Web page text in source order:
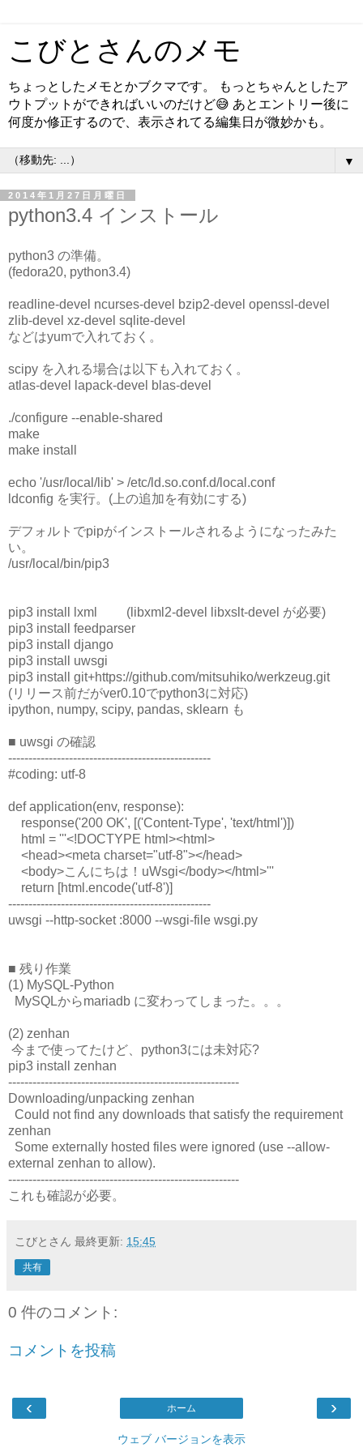
こびとさんのメモ
ちょっとしたメモとかブクマです。 もっとちゃんとしたア
ウトプットができればいいのだけど😅 あとエントリー後に
何度か修正するので、表示されてる編集日が微妙かも。
▼
2014年1月27日月曜日
python3.4 インストール
python3 の準備。
(fedora20, python3.4)
readline-devel ncurses-devel bzip2-devel openssl-devel
zlib-devel xz-devel sqlite-devel
などはyumで入れておく。
scipy を入れる場合は以下も入れておく。
atlas-devel lapack-devel blas-devel
./configure --enable-shared
make
make install
echo '/usr/local/lib' > /etc/ld.so.conf.d/local.conf
ldconfig を実行。(上の追加を有効にする)
デフォルトでpipがインストールされるようになったみた
い。
/usr/local/bin/pip3
pip3 install lxml (libxml2-devel libxslt-devel が必要)
pip3 install feedparser
pip3 install django
pip3 install uwsgi
pip3 install git+https://github.com/mitsuhiko/werkzeug.git
(リリース前だがver0.10でpython3に対応)
ipython, numpy, scipy, pandas, sklearn も
■ uwsgi の確認
--------------------------------------------------
#coding: utf-8
def application(env, response):
response('200 OK', [('Content-Type', 'text/html')])
html = '''<!DOCTYPE html><html>
<head><meta charset="utf-8"></head>
<body>こんにちは！uWsgi</body></html>'''
return [html.encode('utf-8')]
--------------------------------------------------
uwsgi --http-socket :8000 --wsgi-file wsgi.py
■ 残り作業
(1) MySQL-Python
MySQLからmariadb に変わってしまった。。。
(2) zenhan
今まで使ってたけど、python3には未対応?
pip3 install zenhan
---------------------------------------------------------
Downloading/unpacking zenhan
Could not find any downloads that satisfy the requirement
zenhan
Some externally hosted files were ignored (use --allow-
external zenhan to allow).
---------------------------------------------------------
これも確認が必要。
こびとさん 最終更新: 15:45
共有
0 件のコメント:
コメントを投稿
‹ ›
ホーム
ウェブ バージョンを表示